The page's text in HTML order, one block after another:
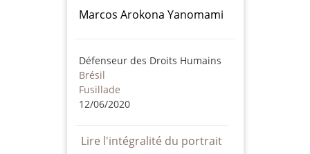
Marcos Arokona Yanomami
Défenseur des Droits Humains
Brésil
Fusillade
12/06/2020
Lire l'intégralité du portrait